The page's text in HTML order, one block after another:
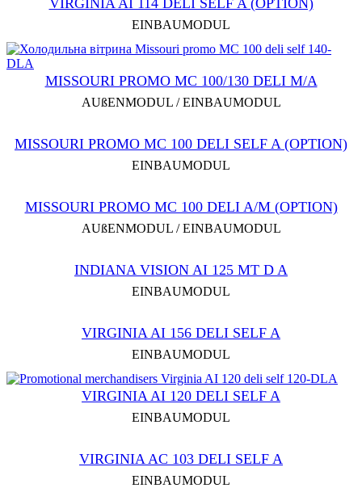
EINBAUMODUL
MISSOURI PROMO MC 100/130 DELI M/A
AUßENMODUL / EINBAUMODUL
MISSOURI PROMO MC 100 DELI SELF A (OPTION)
EINBAUMODUL
MISSOURI PROMO MC 100 DELI A/M (OPTION)
AUßENMODUL / EINBAUMODUL
INDIANA VISION AI 125 MT D A
EINBAUMODUL
VIRGINIA AI 156 DELI SELF A
EINBAUMODUL
VIRGINIA AI 120 DELI SELF A
EINBAUMODUL
VIRGINIA AC 103 DELI SELF A
EINBAUMODUL